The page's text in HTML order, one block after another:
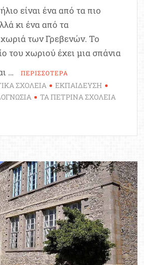
είναι ένα από τα πιο
κι ένα από τα
χωριά των Γρεβενών. Το
του χωριού έχει μια σπάνια
…
ΠΕΡΙΣΣΟΤΕΡΑ
ΣΧΟΛΕΙΑ
ΕΚΠΑΙΔΕΥΣΗ
ΤΑ ΠΕΤΡΙΝΑ ΣΧΟΛΕΙΑ